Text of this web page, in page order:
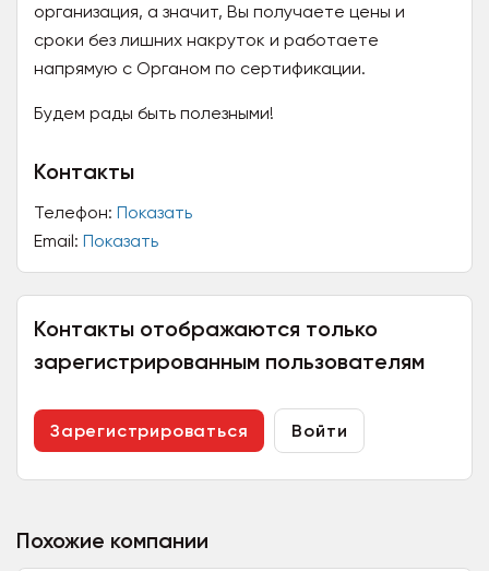
организация, а значит, Вы получаете цены и
сроки без лишних накруток и работаете
напрямую с Органом по сертификации.
Будем рады быть полезными!
Контакты
Телефон: Показать
Email: Показать
Контакты отображаются только
зарегистрированным пользователям
Зарегистрироваться Войти
Похожие компании